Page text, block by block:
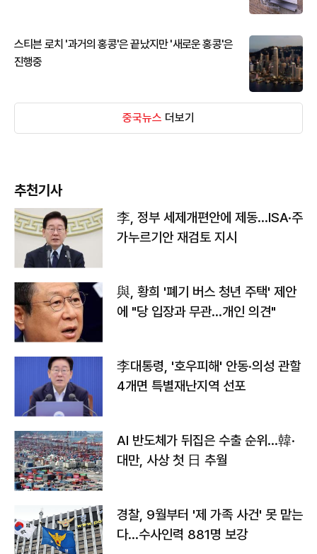
스티븐 로치 '과거의 홍콩'은 끝났지만 '새로운 홍콩'은
진행중
중국뉴스 더보기
추천기사
李, 정부 세제개편안에 제동…ISA·주
가누르기안 재검토 지시
與, 황희 '폐기 버스 청년 주택' 제안
에 "당 입장과 무관…개인 의견"
李대통령, '호우피해' 안동·의성 관할
4개면 특별재난지역 선포
AI 반도체가 뒤집은 수출 순위…韓·
대만, 사상 첫 日 추월
경찰, 9월부터 '제 가족 사건' 못 맡는
다…수사인력 881명 보강